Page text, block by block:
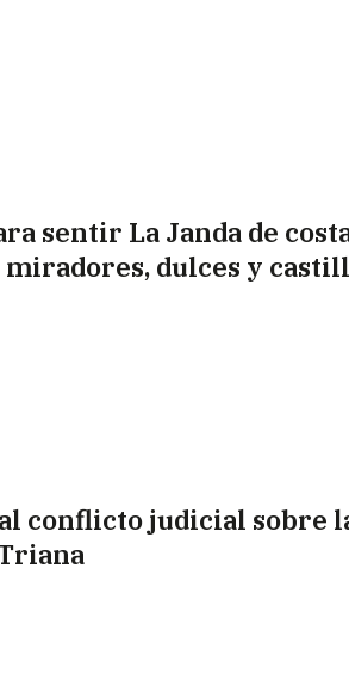
sentir La Janda de
dulces y
conflicto judicial sobre